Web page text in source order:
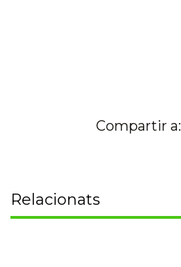
Compartir a:
Relacionats